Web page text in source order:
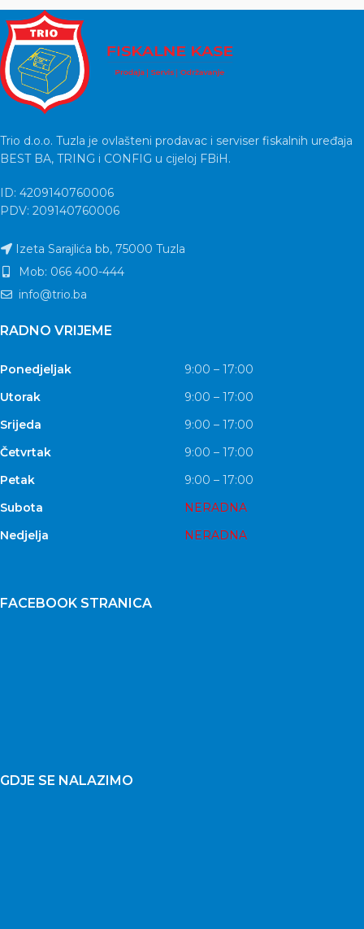
Trio d.o.o. Tuzla je ovlašteni prodavac i serviser fiskalnih uređaja
BEST BA, TRING i CONFIG u cijeloj FBiH.
ID: 4209140760006
PDV: 209140760006
Izeta Sarajlića bb, 75000 Tuzla
Mob: 066 400-444
info@trio.ba
RADNO VRIJEME
Ponedjeljak
9:00 – 17:00
Utorak
9:00 – 17:00
Srijeda
9:00 – 17:00
Četvrtak
9:00 – 17:00
Petak
9:00 – 17:00
Subota
NERADNA
Nedjelja
NERADNA
FACEBOOK STRANICA
GDJE SE NALAZIMO